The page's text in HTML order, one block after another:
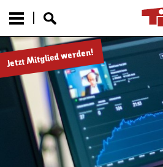
Jetzt Mitglied werden!